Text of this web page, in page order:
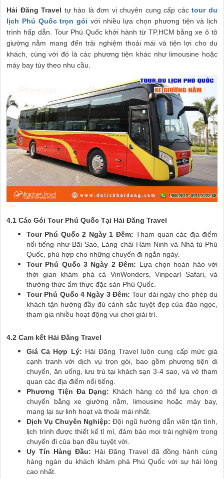
Hải Đăng Travel tự hào là đơn vị chuyên cung cấp cáctour du
lịch Phú Quốc trọn gói với nhiều lựa chọn phương tiện và lịch
trình hấp dẫn. Tour Phú Quốc khởi hành từ TP.HCM bằng xe ô tô
giường nằm mang đến trải nghiệm thoải mái và tiện lợi cho du
khách, cùng với đó là các phương tiện khác như limousine hoặc
máy bay tùy theo nhu cầu.
4.1 Các Gói Tour Phú Quốc Tại Hải Đăng Travel
Tour Phú Quốc 2 Ngày 1 Đêm: Tham quan các địa điểm
nổi tiếng như Bãi Sao, Làng chài Hàm Ninh và Nhà tù Phú
Quốc, phù hợp cho những chuyến đi ngắn ngày.
Tour Phú Quốc 3 Ngày 2 Đêm: Lựa chọn hoàn hảo với
thời gian khám phá cả VinWonders, Vinpearl Safari, và
thưởng thức ẩm thực đặc sản Phú Quốc.
Tour Phú Quốc 4 Ngày 3 Đêm: Tour dài ngày cho phép du
khách tận hưởng đầy đủ cảnh sắc tuyệt đẹp của đảo ngọc,
tham gia nhiều hoạt động vui chơi giải trí.
4.2 Cam kết Hải Đăng Travel
Giá Cả Hợp Lý: Hải Đăng Travel luôn cung cấp mức giá
cạnh tranh với dịch vụ trọn gói, bao gồm phương tiện di
chuyển, ăn uống, lưu trú tại khách sạn 3-4 sao, và vé tham
quan các địa điểm nổi tiếng.
Phương Tiện Đa Dạng: Khách hàng có thể lựa chọn di
chuyển bằng xe giường nằm, limousine hoặc máy bay,
mang lại sự linh hoạt và thoải mái nhất.
Dịch Vụ Chuyên Nghiệp: Đội ngũ hướng dẫn viên tận tình,
lịch trình được thiết kế tỉ mỉ, đảm bảo mọi trải nghiệm trong
chuyến đi của bạn đều tuyệt vời.
Uy Tín Hàng Đầu: Hải Đăng Travel đã đồng hành cùng
hàng ngàn du khách khám phá Phú Quốc với sự hài lòng
cao nhất.